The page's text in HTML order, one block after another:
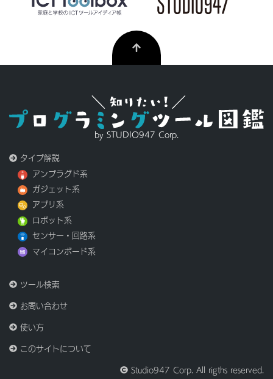
by STUDIO947 Corp.
タイプ解説
アンプラグド系
ガジェット系
アプリ系
ロボット系
センサー・回路系
マイコンボード系
ツール検索
お問い合わせ
使い方
このサイトについて
Studio947 Corp. All rigths reserved.